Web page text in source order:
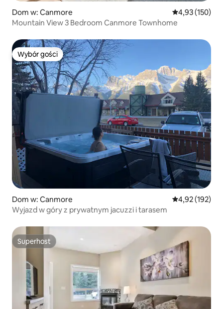
Dom w: Canmore Średnia
4,93 (150)
Mountain View 3 Bedroom Canmore Townhome
Wybór gości
Wybór gości
Dom w: Canmore Średnia
4,92 (192)
Wyjazd w góry z prywatnym jacuzzi i tarasem
Superhost
Superhost